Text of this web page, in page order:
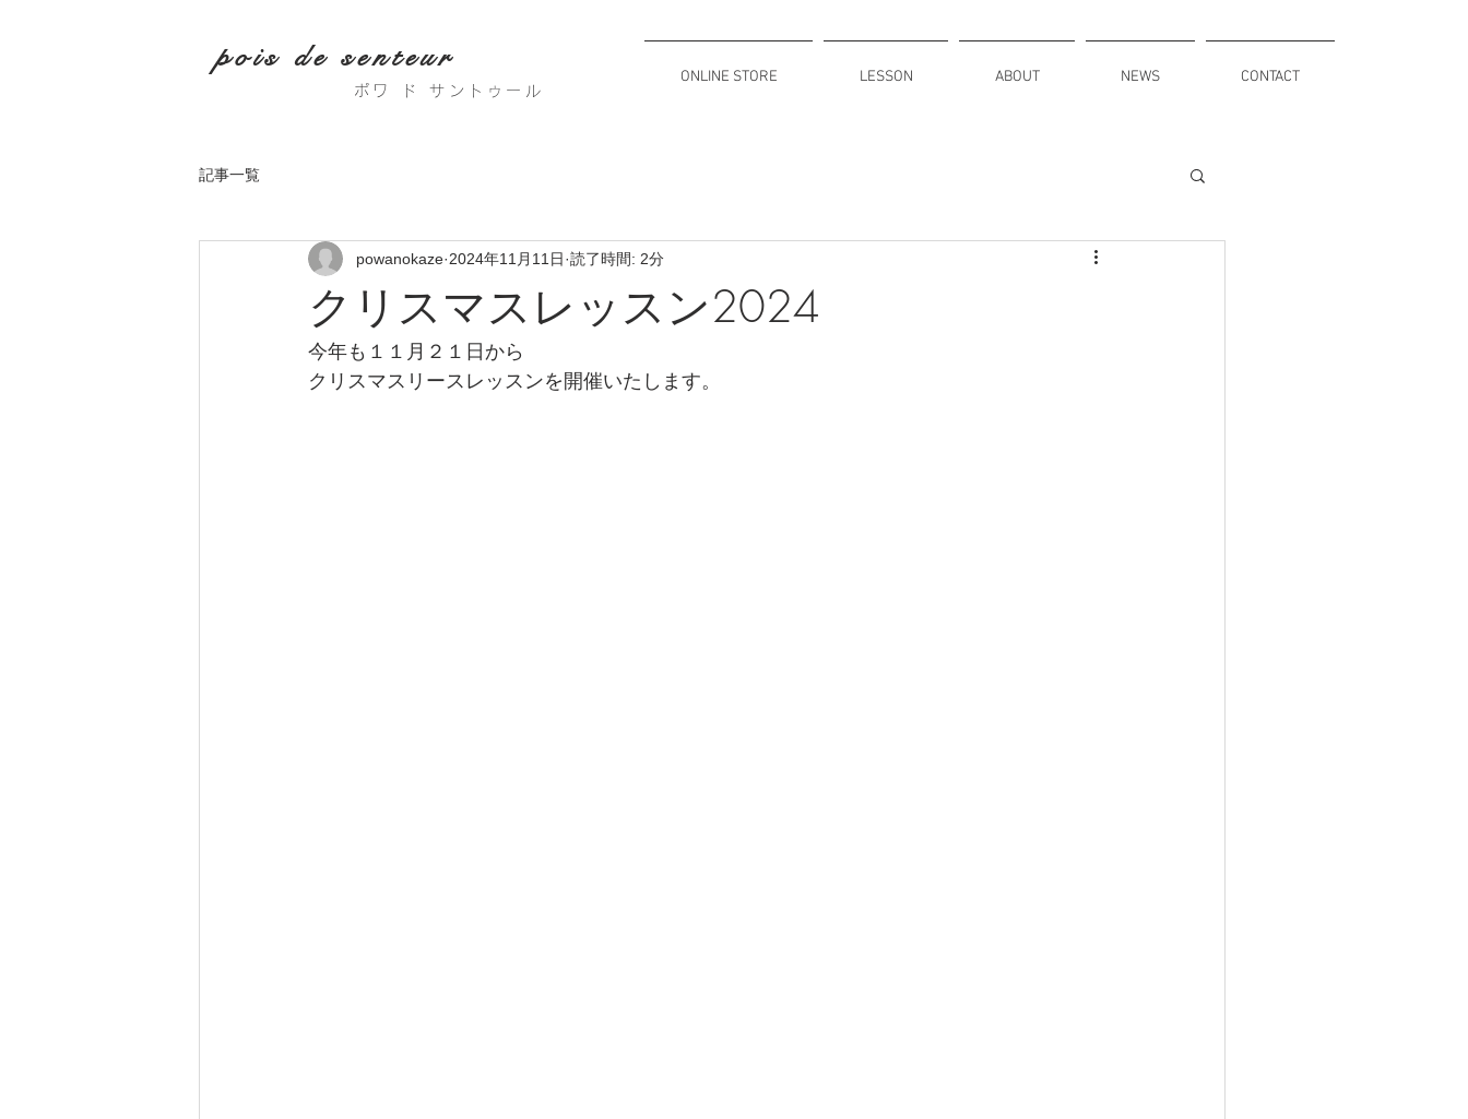
ONLINE STORE LESSON ABOUT NEWS CONTACT
pois de senteur
ポワ ド サントゥール
記事一覧
クリスマスレッスン2024
powanokaze 2024年11月11日 読了時間: 2分
今年も１１月２１日から
クリスマスリースレッスンを開催いたします。